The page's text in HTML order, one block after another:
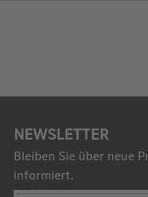
NEWSLETTER
Bleiben Sie über neue
informiert.